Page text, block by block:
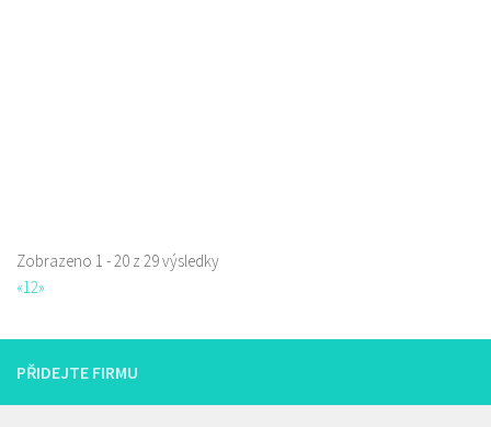
Zobrazeno 1 - 20 z 29 výsledky
«12»
PŘIDEJTE FIRMU